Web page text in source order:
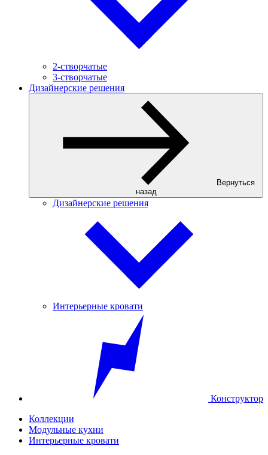
2-створчатые
3-створчатые
Дизайнерские решения
Вернуться
назад
Дизайнерские решения
Интерьерные кровати
Конструктор
Коллекции
Модульные кухни
Интерьерные кровати